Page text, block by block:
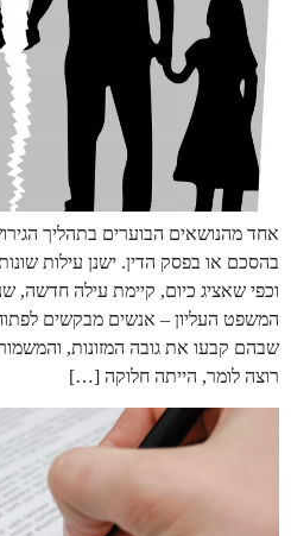
אחד מהנושאים הבוערים בתהליך
בהסכם או בפסק הדין. ישנן עילות
וכפי שאציג כיום, קיימת עילה חדשה,
המשפט העליון – אנשים מבקשים
שבהם קבעו את גובה המזונות,
רוצה לומר, הייתה חלוקה […]